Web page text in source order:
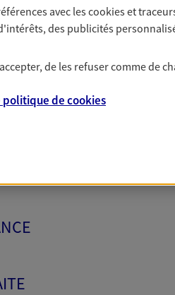
avec lescookies et
des publicités
de les refuser comme de
politique decookies